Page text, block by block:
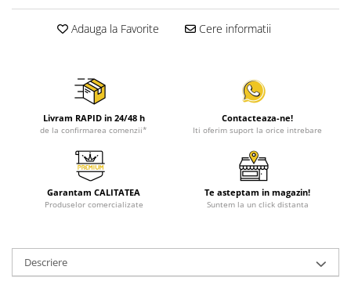
Adauga la Favorite Cere informatii
Livram RAPID in 24/48 h
de la confirmarea comenzii*
Contacteaza-ne!
Iti oferim suport la orice intrebare
Garantam CALITATEA
Produselor comercializate
Te asteptam in magazin!
Suntem la un click distanta
Descriere